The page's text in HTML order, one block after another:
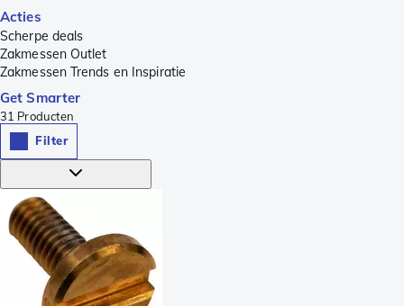
Acties
Scherpe deals
Zakmessen Outlet
Zakmessen Trends en Inspiratie
Get Smarter
31 Producten
Filter